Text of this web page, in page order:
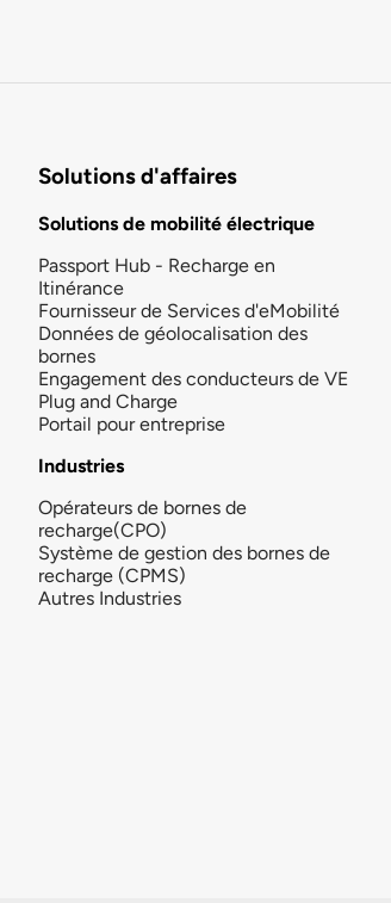
Solutions d'affaires
Solutions de mobilité électrique
Passport Hub - Recharge en
Itinérance
Fournisseur de Services d'eMobilité
Données de géolocalisation des
bornes
Engagement des conducteurs de VE
Plug and Charge
Portail pour entreprise
Industries
Opérateurs de bornes de
recharge(CPO)
Système de gestion des bornes de
recharge (CPMS)
Autres Industries